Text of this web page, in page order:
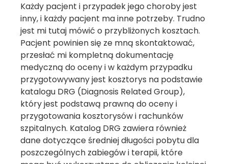
Każdy pacjent i przypadek jego choroby jest
inny, i każdy pacjent ma inne potrzeby. Trudno
jest mi tutaj mówić o przybliżonych kosztach.
Pacjent powinien się ze mną skontaktować,
przesłać mi kompletną dokumentację
medyczną do oceny i w każdym przypadku
przygotowywany jest kosztorys na podstawie
katalogu DRG (Diagnosis Related Group),
który jest podstawą prawną do oceny i
przygotowania kosztorysów i rachunków
szpitalnych. Katalog DRG zawiera również
dane dotyczące średniej długości pobytu dla
poszczególnych zabiegów i terapii, które